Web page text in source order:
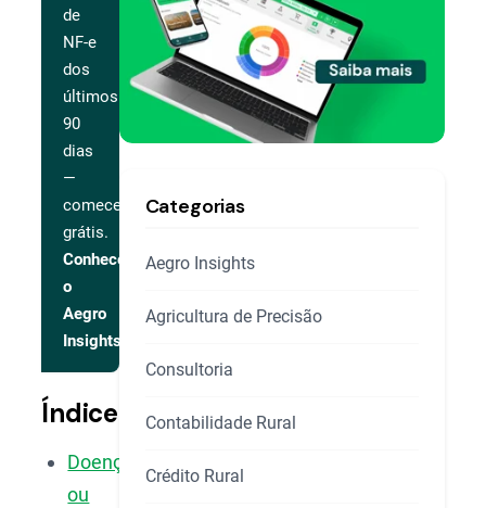
de
NF-e
dos
últimos
90
dias
—
comece
grátis.
Conhecer
o
Aegro
Insights
Índice
Doença
ou
Categorias
Aegro Insights
Agricultura de Precisão
Consultoria
Contabilidade Rural
Crédito Rural